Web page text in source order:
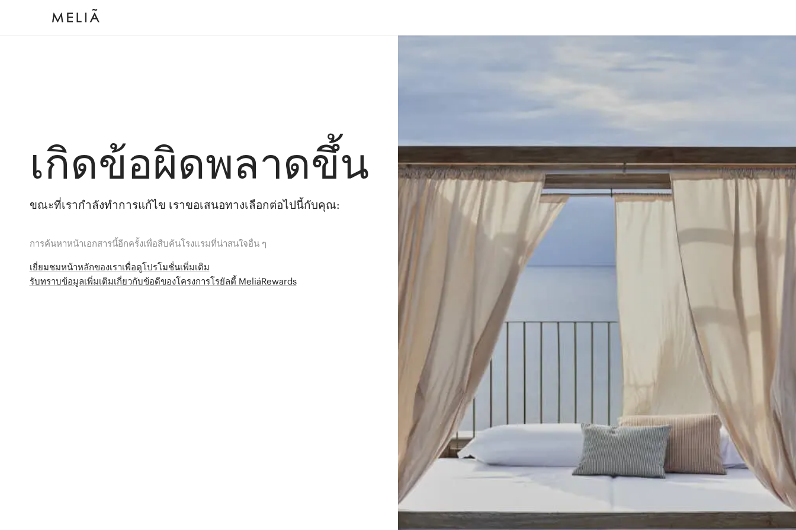
เกิดข้อผิดพลาดขึ้น
ขณะที่เรากำลังทำการแก้ไข เราขอเสนอทางเลือกต่อไปนี้กับคุณ:
การค้นหาหน้าเอกสารนี้อีกครั้งเพื่อสืบค้นโรงแรมที่น่าสนใจอื่น ๆ
เยี่ยมชมหน้าหลักของเราเพื่อดูโปรโมชั่นเพิ่มเติม
รับทราบข้อมูลเพิ่มเติมเกี่ยวกับข้อดีของโครงการโรยัลตี้ MeliáRewards